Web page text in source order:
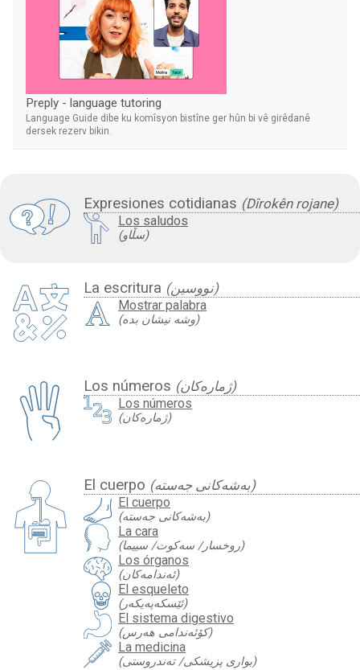
Expresiones cotidianas (Dîrokên rojane)
Los saludos
(سڵاو)
La escritura (نووسین)
Mostrar palabra
(وشە نیشان بدە)
Los números (ژمارەكان)
Los números
(ژمارەكان)
El cuerpo (بەشەکانی جەستە)
El cuerpo
(بەشەکانی جەستە)
La cara
(روخسار/ سەکوت/ سییما)
Los órganos
(ئەندامەکان)
El esqueleto
(ئێسکەپەیکەر)
El sistema digestivo
(کۆئەندامی هەرس)
La medicina
(بواری پزیشکی/ تەندروستی)
Preply - language tutoring
Language Guide dibe ku komîsyon bistîne ger hûn bi vê girêdanê
dersek rezerv bikin.